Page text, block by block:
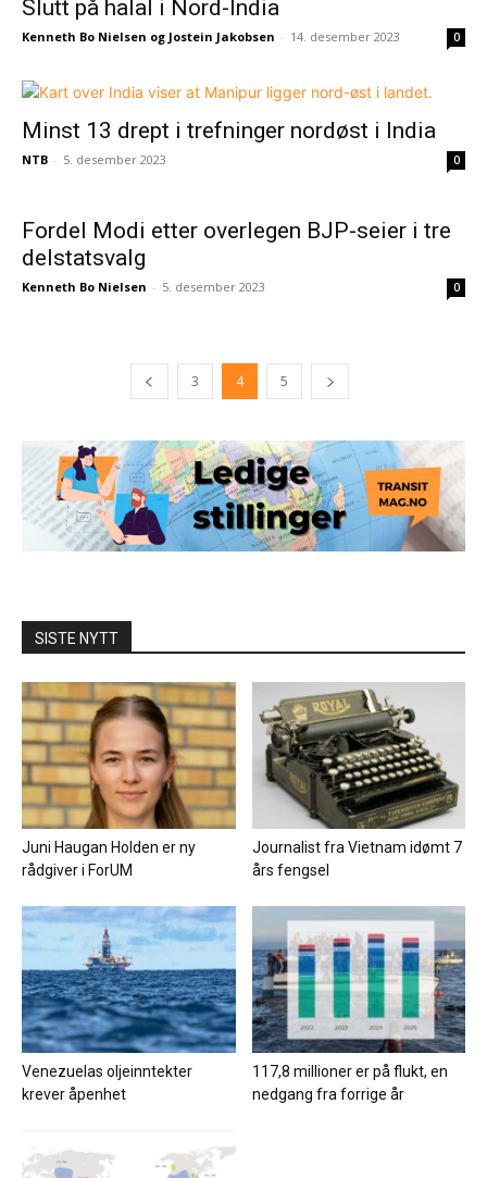
Slutt på halal i Nord-India
Kenneth Bo Nielsen og Jostein Jakobsen - 14. desember 2023 0
Minst 13 drept i trefninger nordøst i India
NTB - 5. desember 2023 0
Fordel Modi etter overlegen BJP-seier i tre
delstatsvalg
Kenneth Bo Nielsen - 5. desember 2023 0
3 4 5
SISTE NYTT
Juni Haugan Holden er ny
rådgiver i ForUM
Journalist fra Vietnam idømt 7
års fengsel
Venezuelas oljeinntekter
krever åpenhet
117,8 millioner er på flukt, en
nedgang fra forrige år